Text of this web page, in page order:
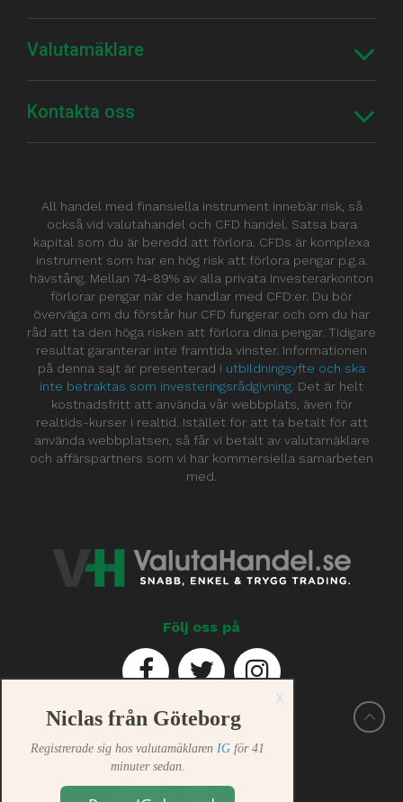
X
Niclas från Göteborg
Registrerade sig hos valutamäklaren IG för 41
minuter sedan.
Valutamäklare
Kontakta oss
All handel med finansiella instrument innebär risk, så
också vid valutahandel och CFD handel. Satsa bara
kapital som du är beredd att förlora. CFDs är komplexa
instrument som har en hög risk att förlora pengar p.g.a.
hävstång. Mellan 74-89% av alla privata investerarkonton
förlorar pengar när de handlar med CFD:er. Du bör
överväga om du förstår hur CFD fungerar och om du har
råd att ta den höga risken att förlora dina pengar. Tidigare
resultat garanterar inte framtida vinster. Informationen
på denna sajt är presenterad i utbildningsyfte och ska
inte betraktas som investeringsrådgivning. Det är helt
kostnadsfritt att använda vår webbplats, även för
realtids-kurser i realtid. Istället för att ta betalt för att
använda webbplatsen, så får vi betalt av valutamäklare
och affärspartners som vi har kommersiella samarbeten
med.
Följ oss på